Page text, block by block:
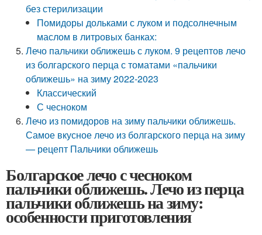
без стерилизации
Помидоры дольками с луком и подсолнечным
маслом в литровых банках:
Лечо пальчики оближешь с луком. 9 рецептов лечо
из болгарского перца с томатами «пальчики
оближешь» на зиму 2022-2023
Классический
С чесноком
Лечо из помидоров на зиму пальчики оближешь.
Самое вкусное лечо из болгарского перца на зиму
— рецепт Пальчики оближешь
Болгарское лечо с чесноком
пальчики оближешь. Лечо из перца
пальчики оближешь на зиму:
особенности приготовления